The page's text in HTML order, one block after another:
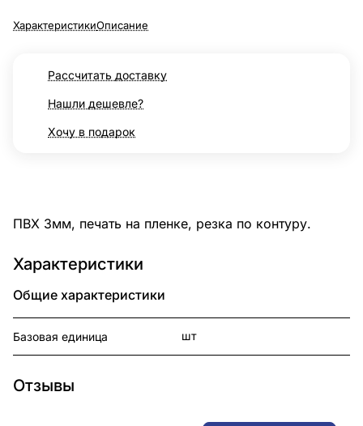
ХарактеристикиОписание
Рассчитать доставку
Нашли дешевле?
Хочу в подарок
ПВХ 3мм, печать на пленке, резка по контуру.
Характеристики
Общие характеристики
Базовая единица шт
Отзывы